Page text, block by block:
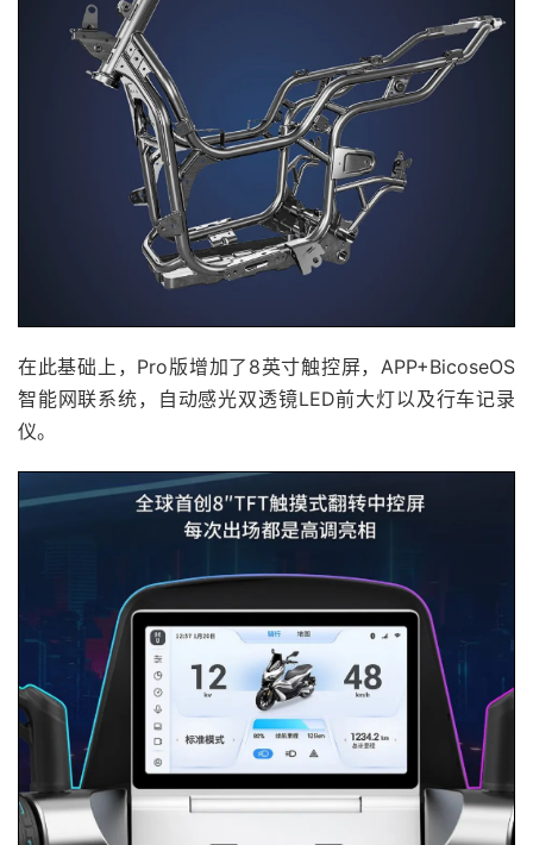
在此基础上，Pro版增加了8英寸触控屏，APP+BicoseOS
智能网联系统，自动感光双透镜LED前大灯以及行车记录
仪。